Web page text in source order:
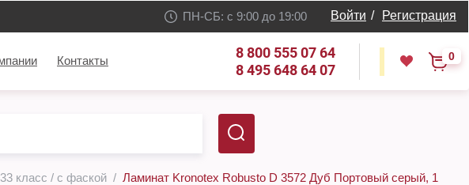
ПН-СБ: с 9:00 до 19:00 Войти / Регистрация
Контакты
8 800 555 07 64
8 495 648 64 07
0
класс / с фаской
Ламинат Kronotex Robusto D 3572 Дуб Портовый серый, 1